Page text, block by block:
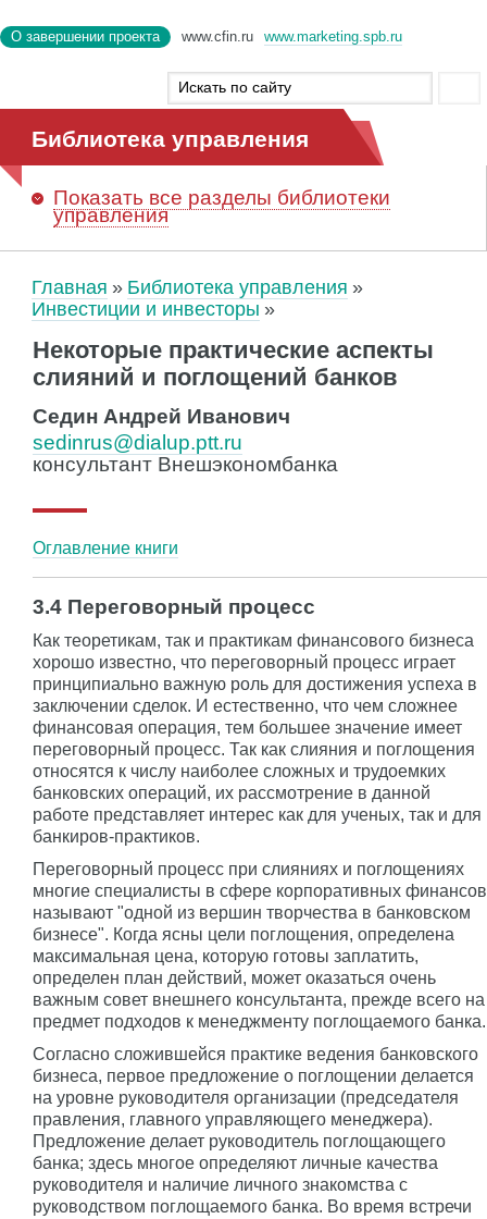
О завершении проекта www.cfin.ru www.marketing.spb.ru
Библиотека управления
Показать все разделы библиотеки
управления
Главная
Библиотека управления
Инвестиции и инвесторы
Некоторые практические аспекты
слияний и поглощений банков
Седин Андрей Иванович
sedinrus@dialup.ptt.ru
консультант Внешэкономбанка
Оглавление книги
3.4 Переговорный процесс
Как теоретикам, так и практикам финансового бизнеса
хорошо известно, что переговорный процесс играет
принципиально важную роль для достижения успеха в
заключении сделок. И естественно, что чем сложнее
финансовая операция, тем большее значение имеет
переговорный процесс. Так как слияния и поглощения
относятся к числу наиболее сложных и трудоемких
банковских операций, их рассмотрение в данной
работе представляет интерес как для ученых, так и для
банкиров-практиков.
Переговорный процесс при слияниях и поглощениях
многие специалисты в сфере корпоративных финансов
называют "одной из вершин творчества в банковском
бизнесе". Когда ясны цели поглощения, определена
максимальная цена, которую готовы заплатить,
определен план действий, может оказаться очень
важным совет внешнего консультанта, прежде всего на
предмет подходов к менеджменту поглощаемого банка.
Согласно сложившейся практике ведения банковского
бизнеса, первое предложение о поглощении делается
на уровне руководителя организации (председателя
правления, главного управляющего менеджера).
Предложение делает руководитель поглощающего
банка; здесь многое определяют личные качества
руководителя и наличие личного знакомства с
руководством поглощаемого банка. Во время встречи